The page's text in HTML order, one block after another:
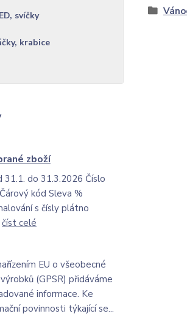
svíčky
krabice
zboží
31.1. do 31.3.2026 Číslo
kód Sleva %
s čísly plátno
číst celé
EU o všeobecné
(GPSR) přidáváme
informace. Ke
povinnosti týkající se...